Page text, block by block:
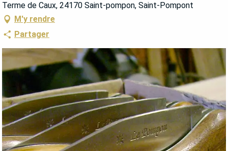
Terme de Caux, 24170 Saint-pompon, Saint-Pompont
M'y rendre
Partager